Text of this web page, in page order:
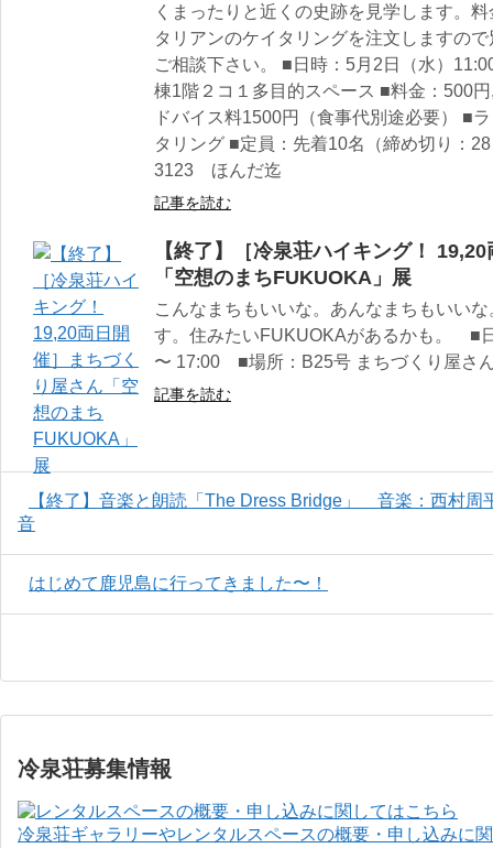
くまったりと近くの史跡を見学します。
タリアンのケイタリングを注文しますの
ご相談下さい。 ■日時：5月2日（水）
棟1階２コ１多目的スペース ■料金：500
ドバイス料1500円（食事代別途必要） ■
タリング ■定員：先着10名（締め切り：
3123 ほんだ迄
記事を読む
【終了】［冷泉荘ハイキング！
「空想のまちFUKUOKA」展
こんなまちもいいな。あんなまちもいい
す。住みたいFUKUOKAがあるかも。 ■
〜 17:00 ■場所：B25号 まちづくり屋さ
記事を読む
【終了】音楽と朗読「The Dress Bridge」 音楽：西村周
音
はじめて鹿児島に行ってきました〜！
冷泉荘募集情報
冷泉荘ギャラリーやレンタルスペースの概要・申し込みに